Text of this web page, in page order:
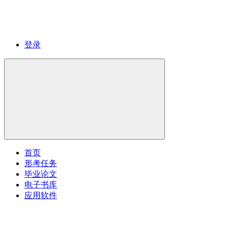
登录
首页
形考任务
毕业论文
电子书库
应用软件